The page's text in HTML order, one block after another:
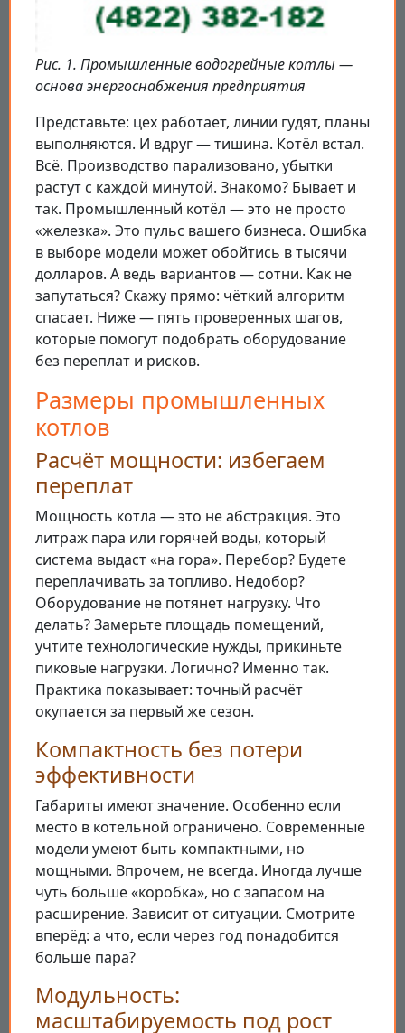
Рис. 1. Промышленные водогрейные котлы —
основа энергоснабжения предприятия
Представьте: цех работает, линии гудят, планы
выполняются. И вдруг — тишина. Котёл встал.
Всё. Производство парализовано, убытки
растут с каждой минутой. Знакомо? Бывает и
так. Промышленный котёл — это не просто
«железка». Это пульс вашего бизнеса. Ошибка
в выборе модели может обойтись в тысячи
долларов. А ведь вариантов — сотни. Как не
запутаться? Скажу прямо: чёткий алгоритм
спасает. Ниже — пять проверенных шагов,
которые помогут подобрать оборудование
без переплат и рисков.
Размеры промышленных
котлов
Расчёт мощности: избегаем
переплат
Мощность котла — это не абстракция. Это
литраж пара или горячей воды, который
система выдаст «на гора». Перебор? Будете
переплачивать за топливо. Недобор?
Оборудование не потянет нагрузку. Что
делать? Замерьте площадь помещений,
учтите технологические нужды, прикиньте
пиковые нагрузки. Логично? Именно так.
Практика показывает: точный расчёт
окупается за первый же сезон.
Компактность без потери
эффективности
Габариты имеют значение. Особенно если
место в котельной ограничено. Современные
модели умеют быть компактными, но
мощными. Впрочем, не всегда. Иногда лучше
чуть больше «коробка», но с запасом на
расширение. Зависит от ситуации. Смотрите
вперёд: а что, если через год понадобится
больше пара?
Модульность:
масштабируемость под рост